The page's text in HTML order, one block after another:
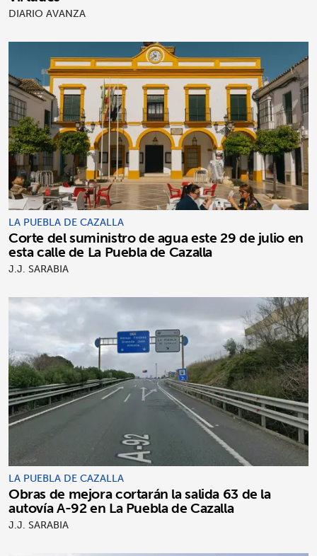
DIARIO AVANZA
LA PUEBLA DE CAZALLA
Corte del suministro de agua este 29 de julio en
esta calle de La Puebla de Cazalla
J.J. SARABIA
LA PUEBLA DE CAZALLA
Obras de mejora cortarán la salida 63 de la
autovía A-92 en La Puebla de Cazalla
J.J. SARABIA